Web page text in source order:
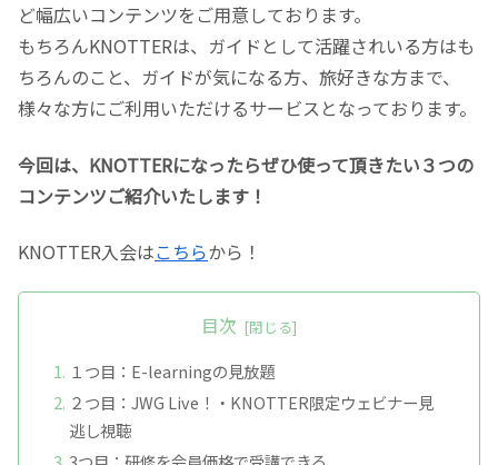
ど幅広いコンテンツをご用意しております。
もちろんKNOTTERは、ガイドとして活躍されいる方はも
ちろんのこと、ガイドが気になる方、旅好きな方まで、
様々な方にご利用いただけるサービスとなっております。
今回は、KNOTTERになったらぜひ使って頂きたい３つの
コンテンツご紹介いたします！
KNOTTER入会はこちらから！
目次
１つ目：E-learningの見放題
２つ目：JWG Live！・KNOTTER限定ウェビナー見
逃し視聴